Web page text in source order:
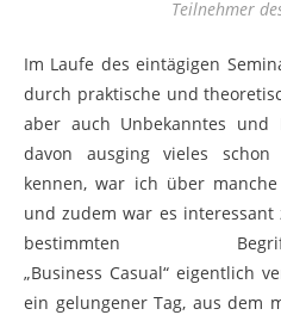
Teilnehmer
Im Laufe des eintägigen
durch praktische und
aber auch Unbekanntes und
davon ausging vieles
kennen, war ich über
und zudem war es
bestimmten
„Business Casual“ eigentlich
ein gelungener Tag, aus dem